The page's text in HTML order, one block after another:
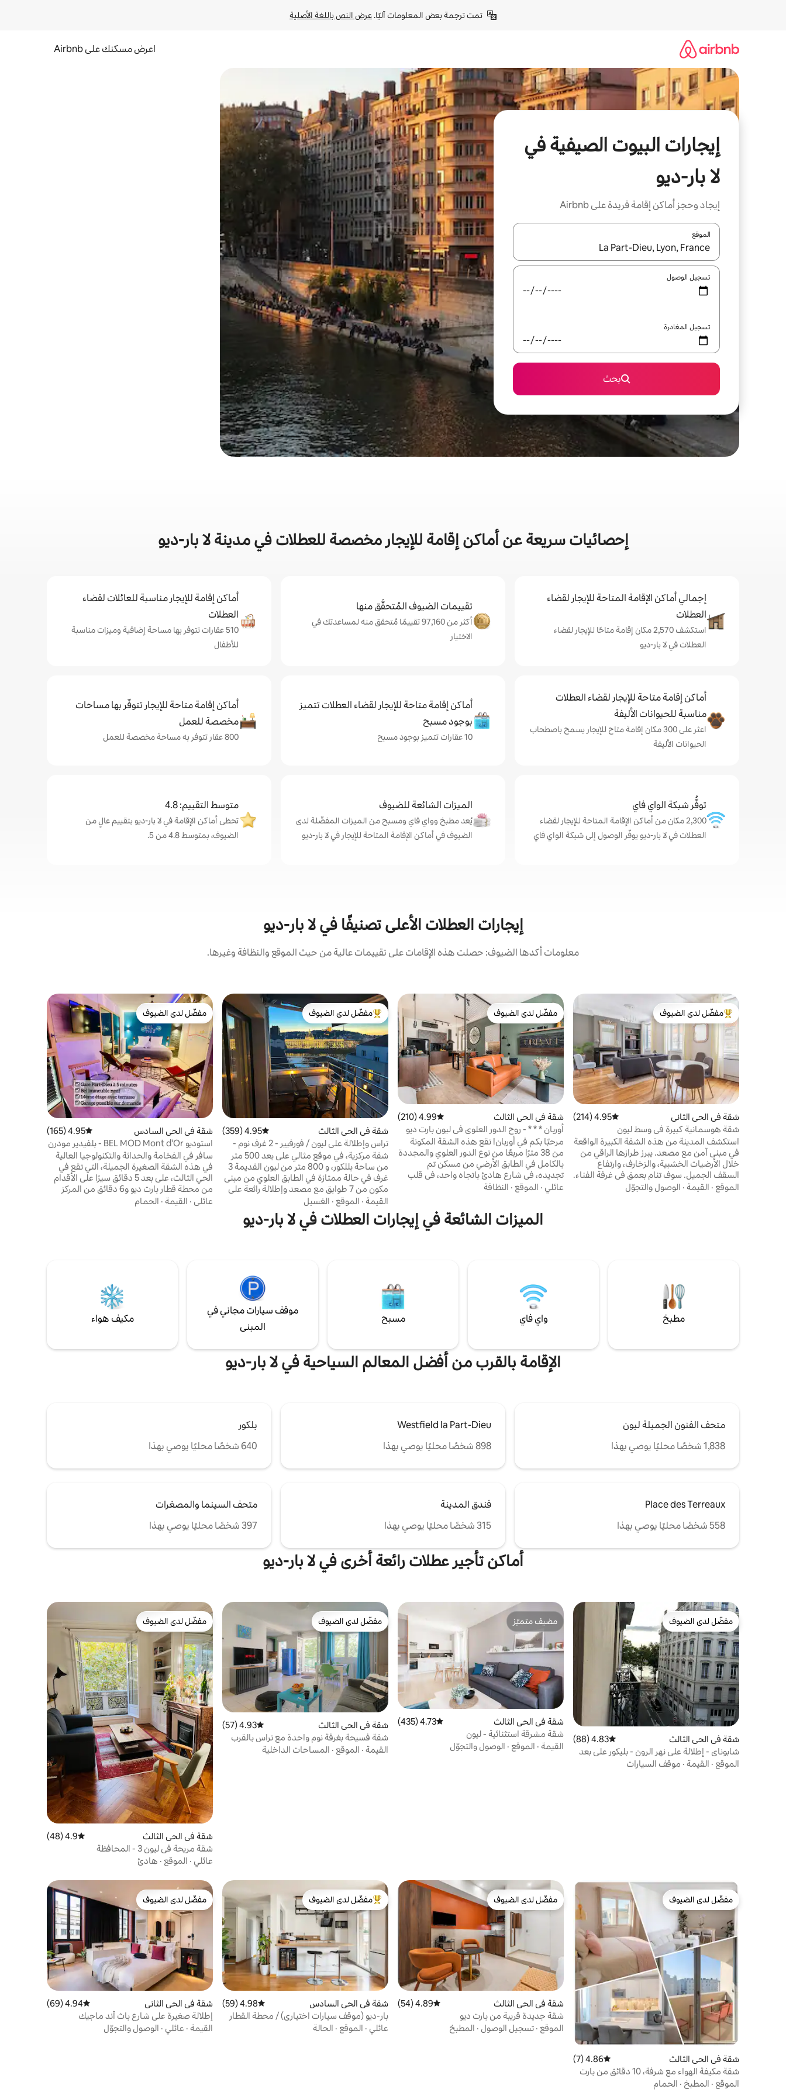
تمت ترجمة بعض المعلومات آليًا. عرض النص باللغة الأصلية
اعرض مسكنك على Airbnb
إيجارات البيوت الصيفية في
لا بار-ديو
إيجاد وحجز أماكن إقامة فريدة على Airbnb
الموقع
عند توفر النتائج، انتقل باستخدام السهمين لأعلى ولأسفل أو استكشف عن طريق اللمس أو السحب.
تسجيل الوصول
تسجيل المغادرة
بحث
إحصائيات سريعة عن أماكن إقامة للإيجار مخصصة للعطلات في مدينة لا بار-ديو
إجمالي أماكن الإقامة المتاحة للإيجار لقضاء
العطلات
استكشف 2,570 مكان إقامة متاحًا للإيجار لقضاء
العطلات في لا بار-ديو
تقييمات الضيوف المُتحقَّق منها
أكثر من 97,160 تقييمًا مُتحقق منه لمساعدتك في
الاختيار
أماكن إقامة للإيجار مناسبة للعائلات لقضاء
العطلات
510 عقارات تتوفر بها مساحة إضافية وميزات مناسبة
للأطفال
أماكن إقامة متاحة للإيجار لقضاء العطلات
مناسبة للحيوانات الأليفة
اعثر على 300 مكان إقامة متاح للإيجار يسمح باصطحاب
الحيوانات الأليفة
أماكن إقامة متاحة للإيجار لقضاء العطلات تتميز
بوجود مسبح
10 عقارات تتميز بوجود مسبح
أماكن إقامة متاحة للإيجار تتوفّر بها مساحات
مخصصة للعمل
800 عقار تتوفر به مساحة مخصصة للعمل
توفُّر شبكة الواي فاي
2,300 مكان من أماكن الإقامة المتاحة للإيجار لقضاء
العطلات في لا بار-ديو يوفّر الوصول إلى شبكة الواي فاي
الميزات الشائعة للضيوف
يُعد مطبخ وواي فاي ومسبح من الميزات المفضّلة لدى
الضيوف في أماكن الإقامة المتاحة للإيجار في لا بار-ديو
متوسط التقييم: 4.8
تحظى أماكن الإقامة في لا بار-ديو بتقييم عالٍ من
الضيوف، بمتوسط 4.8 من 5.
إيجارات العطلات الأعلى تصنيفًا في لا بار-ديو
معلومات أكدها الضيوف: حصلت هذه الإقامات على تقييمات عالية من حيث الموقع والنظافة وغيرها.
من أبرز البيوت المفضّلة لدى الضيوف
مفضّل لدى الضيوف
شقة في الحي الثاني متوسط التقييم 4.95 من 5، 214 مراجعات
4.95 (214)
شقة هوسمانية كبيرة في وسط ليون
استكشف المدينة من هذه الشقة الكبيرة الواقعة
في مبنى آمن مع مصعد. يبرز طرازها الراقي من
خلال الأرضيات الخشبية، والزخارف، وارتفاع
السقف الجميل. سوف تنام بعمق في غرفة الفناء.
شقة هادئة للغاية تقع في وسط المدينة بالقرب
الموقع · القيمة · الوصول والتجوّل
مفضّل لدى الضيوف
مفضّل لدى الضيوف
شقة في الحي الثالث متوسط التقييم 4.99 من 5، 210 مراجعات
4.99 (210)
أوربان * * * - روح الدور العلوي في ليون بارت ديو
مرحبًا بكم في أوربان! تقع هذه الشقة المكونة
من 38 مترًا مربعًا من نوع الدور العلوي والمجددة
بالكامل في الطابق الأرضي من مسكن تم
تجديده، في شارع هادئ باتجاه واحد، في قلب
مكيف هواء قابل للعكس، مطبخ مجهز بماكينة
قهوة نسبريسو، حمام كبير مع دش إيطالي،
عائلي · الموقع · النظافة
من أبرز البيوت المفضّلة لدى الضيوف
مفضّل لدى الضيوف
شقة في الحي الثالث متوسط التقييم 4.95 من 5، 359 مراجعات
4.95 (359)
تراس وإطلالة على ليون / فورفيير - 2 غرف نوم -
مكيف
شقة مركزية، في موقع مثالي على بعد 500 متر
من ساحة بللكور، و 800 متر من ليون القديمة 3
غرف في حالة ممتازة في الطابق العلوي من مبنى
مكون من 7 طوابق مع مصعد وإطلالة رائعة على
لطيفة جدا بمساحة 15 متر مربع لا حاجة لسيارة،
جميع وسائل النقل العام قريبة من السكن، الترام،
القيمة · الموقع · الغسيل
مفضّل لدى الضيوف
مفضّل لدى الضيوف
شقة في الحي السادس متوسط التقييم 4.95 من 5، 165 مراجعات
4.95 (165)
استوديو BEL MOD Mont d'Or - بلفيدير مودرن
سافر في الفخامة والحداثة والتكنولوجيا العالية
في هذه الشقة الصغيرة الجميلة، التي تقع في
الحي الثالث، على بعد 5 دقائق سيرًا على الأقدام
من محطة قطار بارت ديو و6 دقائق من المركز
التجاري ومنطقة بروتو الشهيرة، وهي واحدة من
عائلي · القيمة · الحمام
الميزات الشائعة في إيجارات العطلات في لا بار-ديو
مطبخ واي فاي مسبح
موقف سيارات مجاني في
المبنى
مكيف هواء
الإقامة بالقرب من أفضل المعالم السياحية في لا بار-ديو
متحف الفنون الجميلة ليون
1,838 شخصًا محليًا يوصي بهذا
Westfield la Part-Dieu
898 شخصًا محليًا يوصي بهذا
بلكور
640 شخصًا محليًا يوصي بهذا
Place des Terreaux
558 شخصًا محليًا يوصي بهذا
فندق المدينة
315 شخصًا محليًا يوصي بهذا
متحف السينما والمصغرات
397 شخصًا محليًا يوصي بهذا
أماكن تأجير عطلات رائعة أخرى في لا بار-ديو
مفضّل لدى الضيوف
مفضّل لدى الضيوف
شقة في الحي الثالث متوسط التقييم 4.83 من 5، 88 مراجعات
4.83 (88)
شابوناي - إطلالة على نهر الرون - بليكور على بعد
10 دقائق
الموقع · القيمة · موقف السيارات
مضيف متميّز
مضيف متميّز
شقة في الحي الثالث متوسط التقييم 4.73 من 5، 435 مراجعات
4.73 (435)
شقة مشرقة استثنائية - ليون
القيمة · الموقع · الوصول والتجوّل
مفضّل لدى الضيوف
مفضّل لدى الضيوف
شقة في الحي الثالث متوسط التقييم 4.93 من 5، 57 مراجعات
4.93 (57)
شقة فسيحة بغرفة نوم واحدة مع تراس بالقرب
من محطة بارت-ديو
القيمة · الموقع · المساحات الداخلية
مفضّل لدى الضيوف
مفضّل لدى الضيوف
شقة في الحي الثالث متوسط التقييم 4.9 من 5، 48 مراجعات
4.9 (48)
شقة مريحة في ليون 3 - المحافظة
عائلي · الموقع · هادئ
مفضّل لدى الضيوف
مفضّل لدى الضيوف
شقة في الحي الثالث متوسط التقييم 4.86 من 5، 7 مراجعات
4.86 (7)
شقة مكيفة الهواء مع شرفة، 10 دقائق من بارت
ديو
الموقع · المطبخ · الحمام
مفضّل لدى الضيوف
مفضّل لدى الضيوف
شقة في الحي الثالث متوسط التقييم 4.89 من 5، 54 مراجعات
4.89 (54)
شقة جديدة قريبة من بارت ديو
الموقع · تسجيل الوصول · المطبخ
من أبرز البيوت المفضّلة لدى الضيوف
مفضّل لدى الضيوف
شقة في الحي السادس متوسط التقييم 4.98 من 5، 59 مراجعات
4.98 (59)
بار-ديو (موقف سيارات اختياري) / محطة القطار
عائلي · الموقع · الحالة
مفضّل لدى الضيوف
مفضّل لدى الضيوف
شقة في الحي الثاني متوسط التقييم 4.94 من 5، 69 مراجعات
4.94 (69)
إطلالة صغيرة على شارع باث آند ماجيك
القيمة · عائلي · الوصول والتجوّل